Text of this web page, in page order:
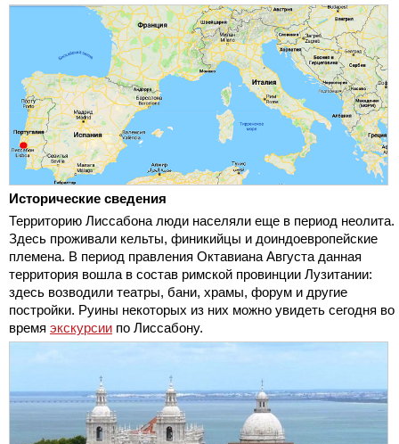
Исторические сведения
Территорию Лиссабона люди населяли еще в период неолита.
Здесь проживали кельты, финикийцы и доиндоевропейские
племена. В период правления Октавиана Августа данная
территория вошла в состав римской провинции Лузитании:
здесь возводили театры, бани, храмы, форум и другие
постройки. Руины некоторых из них можно увидеть сегодня во
время экскурсии по Лиссабону.